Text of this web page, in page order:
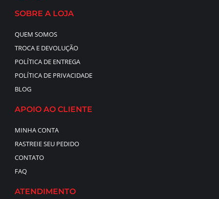
SOBRE A LOJA
QUEM SOMOS
TROCA E DEVOLUÇÃO
POLÍTICA DE ENTREGA
POLÍTICA DE PRIVACIDADE
BLOG
APOIO AO CLIENTE
MINHA CONTA
RASTREIE SEU PEDIDO
CONTATO
FAQ
ATENDIMENTO